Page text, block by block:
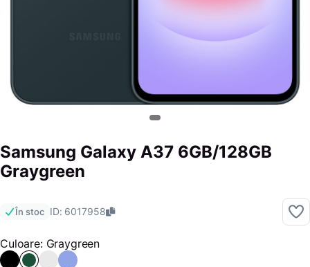
Samsung Galaxy A37 6GB/128GB
Graygreen
În stoc ID: 6017958
Culoare: Graygreen